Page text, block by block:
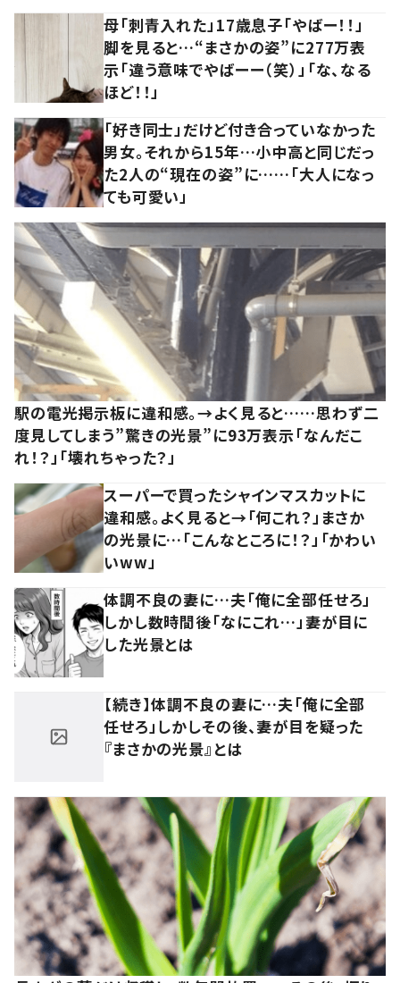
母「刺青入れた」17歳息子「やばー！！」
脚を見ると…“まさかの姿”に277万表
示「違う意味でやばーー（笑）」「な、なる
ほど！！」
「好き同士」だけど付き合っていなかった
男女。それから15年…小中高と同じだっ
た2人の“現在の姿”に……「大人になっ
ても可愛い」
駅の電光掲示板に違和感。→よく見ると……思わず二
度見してしまう”驚きの光景”に93万表示「なんだこ
れ！？」「壊れちゃった？」
スーパーで買ったシャインマスカットに
違和感。よく見ると→「何これ？」まさか
の光景に…「こんなところに！？」「かわい
いww」
体調不良の妻に…夫「俺に全部任せろ」
しかし数時間後「なにこれ…」妻が目に
した光景とは
【続き】体調不良の妻に…夫「俺に全部
任せろ」しかしその後、妻が目を疑った
『まさかの光景』とは